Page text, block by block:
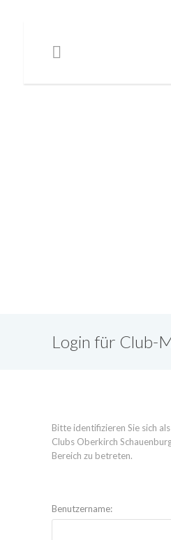
Login für Club-
Bitte identifizieren Sie sich
Clubs Oberkirch
Bereich zu betreten.
Benutzername: